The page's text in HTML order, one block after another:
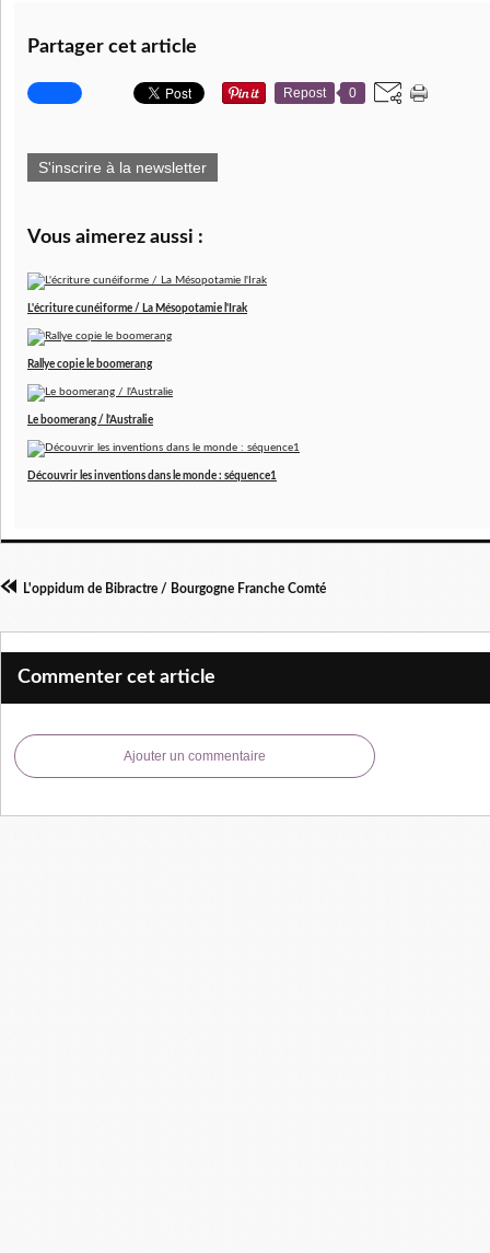
Partager cet article
Repost 0
S'inscrire à la newsletter
Vous aimerez aussi :
L'écriture cunéiforme / La Mésopotamie l'Irak
Rallye copie le boomerang
Le boomerang / l'Australie
Découvrir les inventions dans le monde : séquence1
L'oppidum de Bibractre / Bourgogne Franche Comté
Commenter cet article
Ajouter un commentaire